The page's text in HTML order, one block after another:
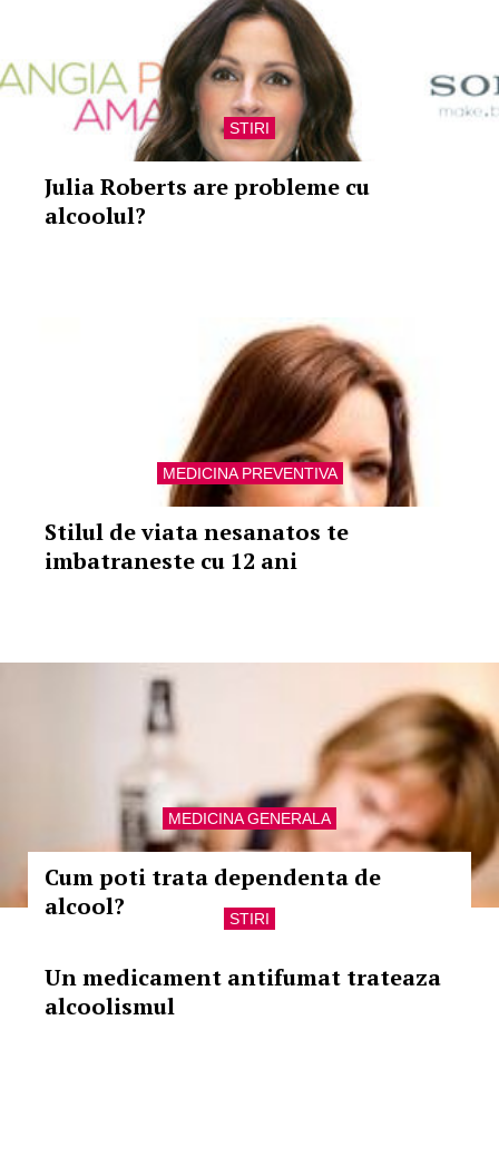
STIRI
Julia Roberts are probleme cu
alcoolul?
MEDICINA PREVENTIVA
Stilul de viata nesanatos te
imbatraneste cu 12 ani
MEDICINA GENERALA
Cum poti trata dependenta de
alcool?
STIRI
Un medicament antifumat trateaza
alcoolismul